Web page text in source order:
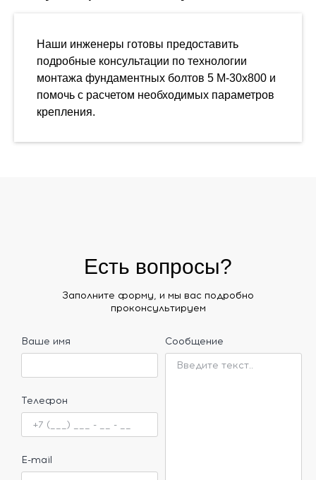
Наши инженеры готовы предоставить
подробные консультации по технологии
монтажа фундаментных болтов 5 М-30х800 и
помочь с расчетом необходимых параметров
крепления.
Есть вопросы?
Заполните форму, и мы вас подробно
проконсультируем
Ваше имя
Телефон
E-mail
Сообщение